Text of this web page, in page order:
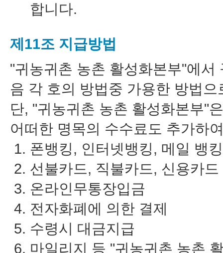
합니다.
제11조 지급방법
"귀농귀촌 농촌 활성화본부"에서
음 각 호의 방법중 가용한 방법
단, "귀농귀촌 농촌 활성화본부"
어떠한 명목의 수수료도 추가하
폰뱅킹, 인터넷뱅킹, 메일 뱅
선불카드, 직불카드, 신용카
온라인무통장입금
전자화폐에 의한 결제
수령시 대금지급
마일리지 등 "귀농귀촌 농촌